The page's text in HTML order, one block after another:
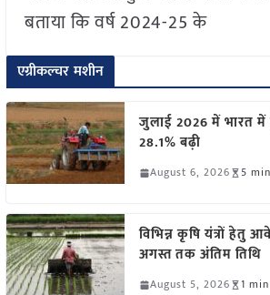
बताया कि वर्ष 2024-25 के
एग्रीकल्चर मशीन
जुलाई 2026 में भारत में
28.1% बढ़ी
August 6, 2026 5
विभिन्न कृषि यंत्रों
अगस्त तक अंतिम तिथि
August 5, 2026 1